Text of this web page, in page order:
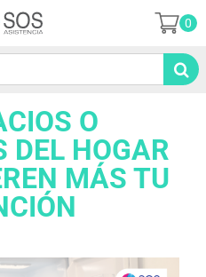
0
O
DEL HOGAR
MÁS TU